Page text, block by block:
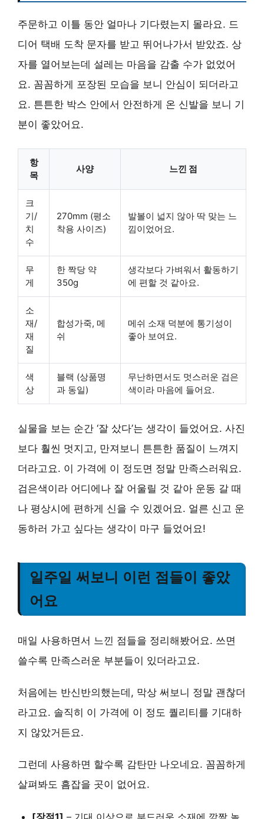
주문하고 이틀 동안 얼마나 기다렸는지 몰라요. 드
디어 택배 도착 문자를 받고 뛰어나가서 받았죠. 상
자를 열어보는데 설레는 마음을 감출 수가 없었어
요. 꼼꼼하게 포장된 모습을 보니 안심이 되더라고
요. 튼튼한 박스 안에서 안전하게 온 신발을 보니 기
분이 좋았어요.
항
목
사양 느낀 점
크
기/
치
수
270mm (평소
착용 사이즈)
발볼이 넓지 않아 딱 맞는 느
낌이었어요.
무
게
한 짝당 약
350g
생각보다 가벼워서 활동하기
에 편할 것 같아요.
소
재/
재
질
합성가죽, 메
쉬
메쉬 소재 덕분에 통기성이
좋아 보여요.
색
상
블랙 (상품명
과 동일)
무난하면서도 멋스러운 검은
색이라 마음에 들어요.
실물을 보는 순간 ‘잘 샀다’는 생각이 들었어요. 사진
보다 훨씬 멋지고, 만져보니 튼튼한 품질이 느껴지
더라고요. 이 가격에 이 정도면 정말 만족스러워요.
검은색이라 어디에나 잘 어울릴 것 같아 운동 갈 때
나 평상시에 편하게 신을 수 있겠어요. 얼른 신고 운
동하러 가고 싶다는 생각이 마구 들었어요!
일주일 써보니 이런 점들이 좋았
어요
매일 사용하면서 느낀 점들을 정리해봤어요. 쓰면
쓸수록 만족스러운 부분들이 있더라고요.
처음에는 반신반의했는데, 막상 써보니 정말 괜찮더
라고요. 솔직히 이 가격에 이 정도 퀄리티를 기대하
지 않았거든요.
그런데 사용하면 할수록 감탄만 나오네요. 꼼꼼하게
살펴봐도 흠잡을 곳이 없어요.
[장점1] – 기대 이상으로 부드러운 소재에 깜짝 놀